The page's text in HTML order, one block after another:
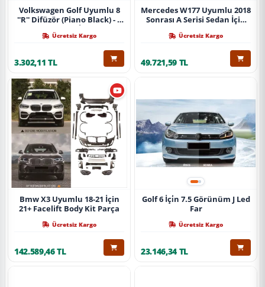
Volkswagen Golf Uyumlu 8
''R'' Difüzör (Piano Black) - 4
Paket İçin)
Ücretsiz Kargo
3.302,11 TL
Mercedes W177 Uyumlu 2018
Sonrası A Serisi Sedan İçin
Tamponlu Set)
Ücretsiz Kargo
49.721,59 TL
Bmw X3 Uyumlu 18-21 İçin
21+ Facelift Body Kit Parça
Ücretsiz Kargo
142.589,46 TL
Golf 6 İçi̇n 7.5 Görünüm J Led
Far
Ücretsiz Kargo
23.146,34 TL